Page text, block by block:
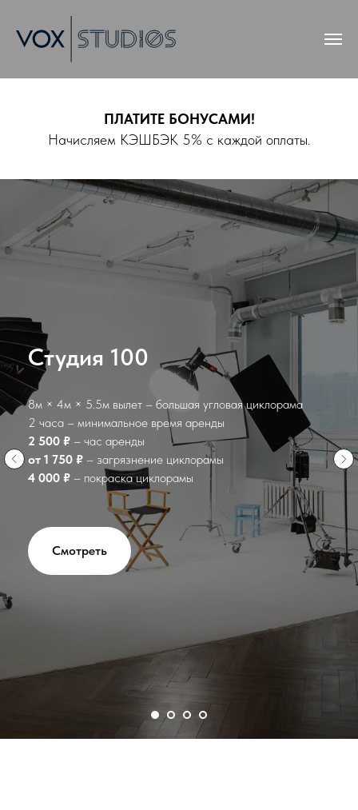
ПЛАТИТЕ БОНУСАМИ!
Начисляем КЭШБЭК 5% с каждой оплаты.
Студия 100
8м × 4м × 5.5м вылет – большая угловая циклорама
2 часа – минимальное время аренды
2 500 ₽ – час аренды
от 1 750 ₽ – загрязнение циклорамы
4 000 ₽ – покраска циклорамы
Смотреть